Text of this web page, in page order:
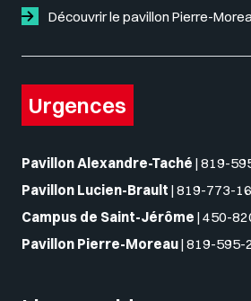
Découvrir le pavillon Pierre-
Urgences
Pavillon Alexandre-Taché | 819-
Pavillon Lucien-Brault | 819-773-
Campus de Saint-Jérôme | 450-
Pavillon Pierre-Moreau| 819-595-